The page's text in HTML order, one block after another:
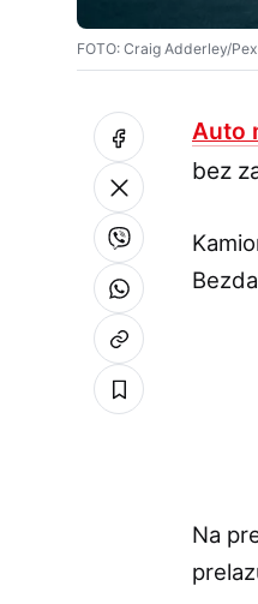
FOTO: Craig Adderley/
Auto
bez
Na